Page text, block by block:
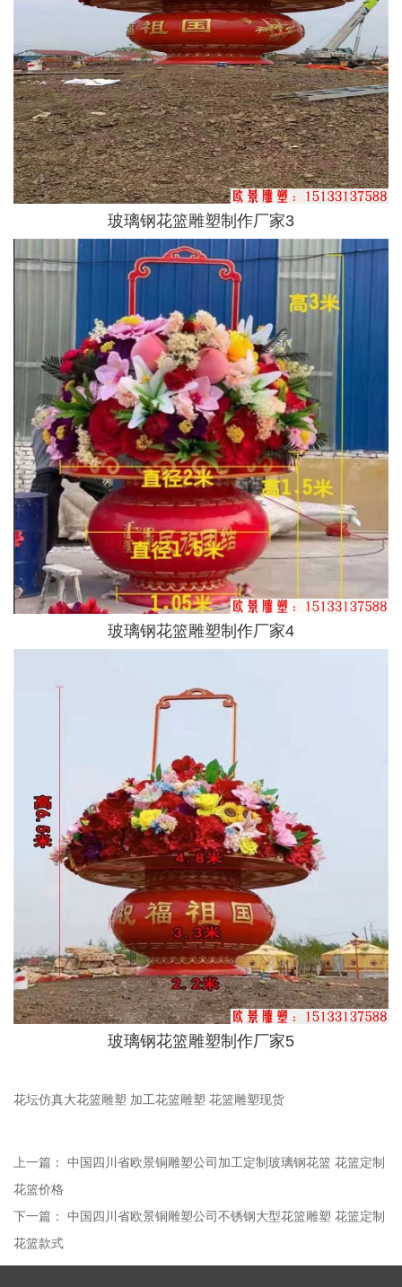
玻璃钢花篮雕塑制作厂家3
玻璃钢花篮雕塑制作厂家4
玻璃钢花篮雕塑制作厂家5
花坛仿真大花篮雕塑 加工花篮雕塑 花篮雕塑现货
上一篇： 中国四川省欧景铜雕塑公司加工定制玻璃钢花篮 花篮定制
花篮价格
下一篇： 中国四川省欧景铜雕塑公司不锈钢大型花篮雕塑 花篮定制
花篮款式